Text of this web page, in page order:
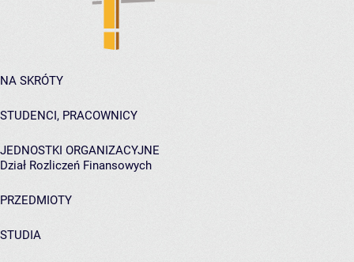
NA SKRÓTY
STUDENCI, PRACOWNICY
JEDNOSTKI ORGANIZACYJNE
Dział Rozliczeń Finansowych
PRZEDMIOTY
STUDIA